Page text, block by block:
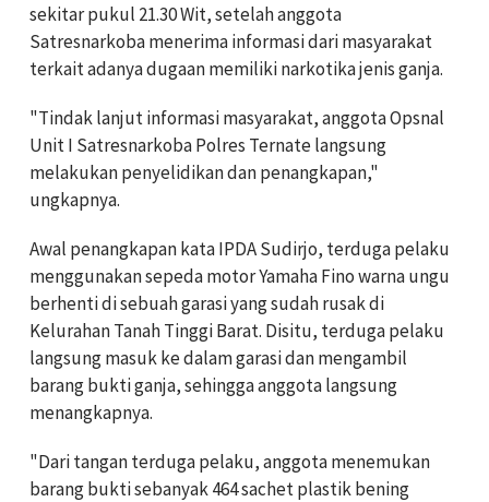
sekitar pukul 21.30 Wit, setelah anggota
Satresnarkoba menerima informasi dari masyarakat
terkait adanya dugaan memiliki narkotika jenis ganja.
"Tindak lanjut informasi masyarakat, anggota Opsnal
Unit I Satresnarkoba Polres Ternate langsung
melakukan penyelidikan dan penangkapan,"
ungkapnya.
Awal penangkapan kata IPDA Sudirjo, terduga pelaku
menggunakan sepeda motor Yamaha Fino warna ungu
berhenti di sebuah garasi yang sudah rusak di
Kelurahan Tanah Tinggi Barat. Disitu, terduga pelaku
langsung masuk ke dalam garasi dan mengambil
barang bukti ganja, sehingga anggota langsung
menangkapnya.
"Dari tangan terduga pelaku, anggota menemukan
barang bukti sebanyak 464 sachet plastik bening